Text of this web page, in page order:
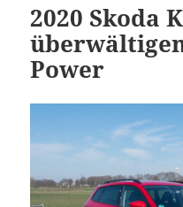
2020 Skoda
Power